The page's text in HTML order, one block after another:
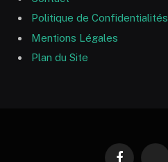
Politique de Confidentialités
Mentions Légales
Plan du Site